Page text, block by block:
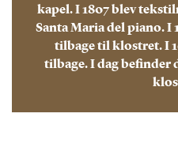
kapel. I 1807 blev
Santa Maria del piano. I
tilbage til klostret. I
tilbage. I dag befinder